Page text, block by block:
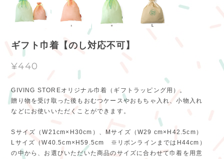
ギフト巾着【のし対応不可】
¥440
GIVING STOREオリジナル巾着（ギフトラッピング用）。
贈り物を受け取った後もおむつケースやおもちゃ入れ、小物入れ
などにお使いいただくことができます。
Sサイズ（W21cm×H30cm）、Mサイズ（W29 cm×H42.5cm）
Lサイズ（W40.5cm×H59.5cm ※リボンラインまではH44cm）
の中から、お選びいただいた商品のサイズに合わせて巾着を用意